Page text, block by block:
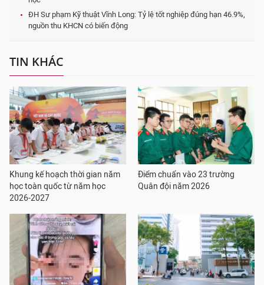
ĐH Sư phạm Kỹ thuật Vĩnh Long: Tỷ lệ tốt nghiệp đúng hạn 46.9%,
nguồn thu KHCN có biến động
TIN KHÁC
Khung kế hoạch thời gian năm
học toàn quốc từ năm học
2026-2027
Điểm chuẩn vào 23 trường
Quân đội năm 2026